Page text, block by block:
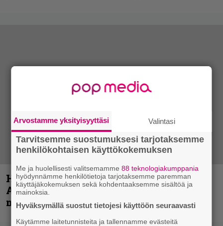
Hellsinki Metal Festival kuvina, osa 1 –
Accept, Carcass, Black Label Society ja
muita avauspäivän esiintyjiä
Arvostamme yksityisyyttäsi Valintasi
Tarvitsemme suostumuksesi tarjotaksemme
henkilökohtaisen käyttökokemuksen
Me ja huolellisesti valitsemamme88 teknologiakumppania
hyödynnämme henkilötietoja tarjotaksemme paremman
käyttäjäkokemuksen sekä kohdentaaksemme sisältöä ja
mainoksia.
Hyväksymällä suostut tietojesi käyttöön seuraavasti
Käytämme laitetunnisteita ja tallennamme evästeitä